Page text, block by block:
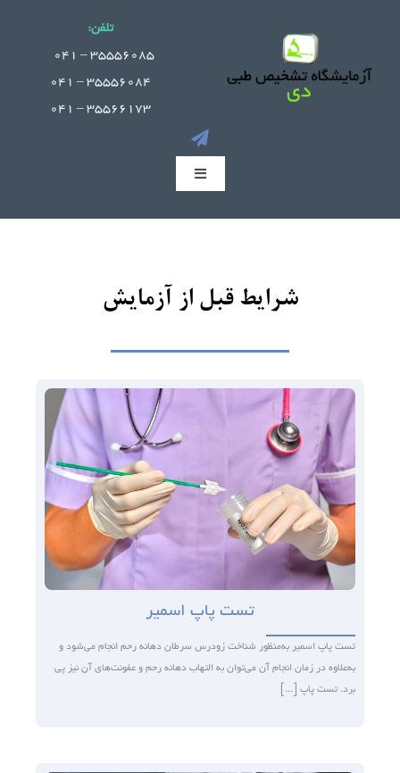
تلفن:
35556085 – 041
35556084 – 041
35566173 – 041
Toggle
صفحه اصلی
راهنمای مراجعین
تجهیزات آزمایشگاهی
درباره ما
استخدام
شرایط قبل از آزمایش
تست پاپ اسمیر
تست پاپ اسمیر به‌منظور شناخت زودرس سرطان دهانه رحم انجام می‌شود و
به‌علاوه در زمان انجام آن می‌توان به التهاب دهانه رحم و عفونت‌های آن نیز پی
برد. تست پاپ [...]